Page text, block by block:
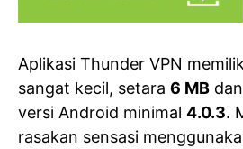
Aplikasi Thunder VPN
sangat kecil, setara 6 MB
versi Android minimal 4.0.3.
rasakan sensasi